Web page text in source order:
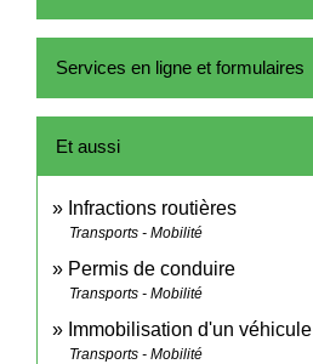
Services en ligne et formulaires
Et aussi
Infractions routières
Transports - Mobilité
Permis de conduire
Transports - Mobilité
Immobilisation d'un véhicule
Transports - Mobilité